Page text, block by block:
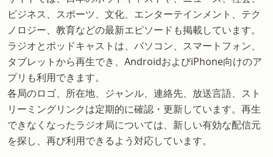
ビジネス、スポーツ、文化、エンターテインメント、テク
ノロジー、教育などの最新エピソードも掲載しています。
ラジオとポッドキャストは、パソコン、スマートフォン、
タブレットから再生でき、AndroidおよびiPhone向けのア
プリも利用できます。
各局のロゴ、所在地、ジャンル、連絡先、放送言語、スト
リーミングリンクは定期的に確認・更新しています。再生
できなくなったラジオ局については、新しい有効な配信元
を探し、再び利用できるよう対応しています。